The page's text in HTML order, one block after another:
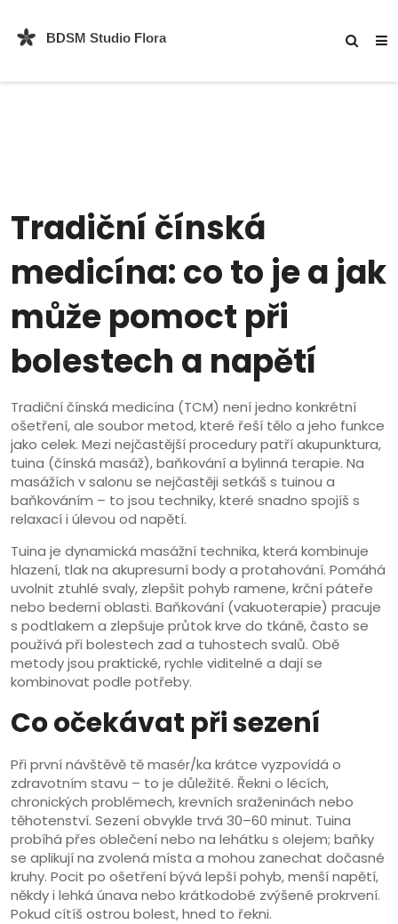
Tradiční čínská
medicína: co to je a jak
může pomoct při
bolestech a napětí
Tradiční čínská medicína (TCM) není jedno konkrétní
ošetření, ale soubor metod, které řeší tělo a jeho funkce
jako celek. Mezi nejčastější procedury patří akupunktura,
tuina (čínská masáž), baňkování a bylinná terapie. Na
masážích v salonu se nejčastěji setkáš s tuinou a
baňkováním – to jsou techniky, které snadno spojíš s
relaxací i úlevou od napětí.
Tuina je dynamická masážní technika, která kombinuje
hlazení, tlak na akupresurní body a protahování. Pomáhá
uvolnit ztuhlé svaly, zlepšit pohyb ramene, krční páteře
nebo bederní oblasti. Baňkování (vakuoterapie) pracuje
s podtlakem a zlepšuje průtok krve do tkáně, často se
používá při bolestech zad a tuhostech svalů. Obě
metody jsou praktické, rychle viditelné a dají se
kombinovat podle potřeby.
Co očekávat při sezení
Při první návštěvě tě masér/ka krátce vyzpovídá o
zdravotním stavu – to je důležité. Řekni o lécích,
chronických problémech, krevních sraženinách nebo
těhotenství. Sezení obvykle trvá 30–60 minut. Tuina
probíhá přes oblečení nebo na lehátku s olejem; baňky
se aplikují na zvolená místa a mohou zanechat dočasné
kruhy. Pocit po ošetření bývá lepší pohyb, menší napětí,
někdy i lehká únava nebo krátkodobé zvýšené prokrvení.
Pokud cítíš ostrou bolest, hned to řekni.